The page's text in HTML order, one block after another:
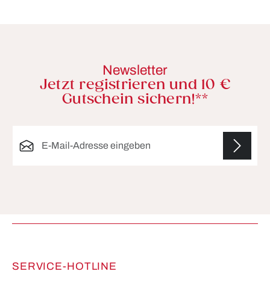
Newsletter
Jetzt registrieren und 10 €
Gutschein sichern!**
SERVICE-HOTLINE